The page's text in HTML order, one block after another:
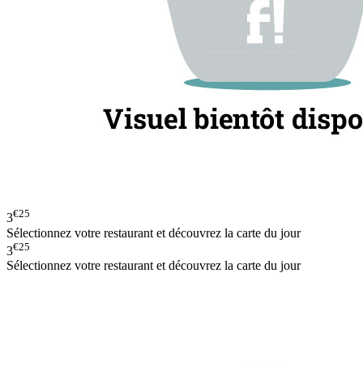
3€25
Sélectionnez votre restaurant et découvrez la carte du jour
3€25
Sélectionnez votre restaurant et découvrez la carte du jour